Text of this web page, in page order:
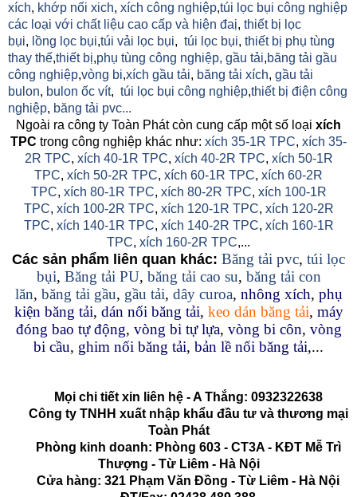
xích, khớp nối xich, xích công nghiệp,túi lọc bụi công nghiệp
các loại với chất liệu cao cấp và hiện đaị, thiết bị lọc
bụi, lồng lọc bụi,túi vải lọc bụi, túi lọc bụi, thiết bị phụ tùng
thay thế,thiết bị,phụ tùng công nghiệp, gầu tải,băng tải gầu
công nghiệp,vòng bi,xích gầu tải, băng tải xích, gầu tải
bulon, bulon ốc vít, túi lọc bụi công nghiệp,thiết bị điện công
nghiệp, băng tải pvc...
Ngoài ra công ty Toàn Phát còn cung cấp một số loại xích
TPC trong công nghiệp khác như: xích 35-1R TPC, xích 35-
2R TPC, xích 40-1R TPC, xích 40-2R TPC, xích 50-1R
TPC, xích 50-2R TPC, xích 60-1R TPC, xích 60-2R
TPC, xích 80-1R TPC, xích 80-2R TPC, xích 100-1R
TPC, xích 100-2R TPC, xích 120-1R TPC, xích 120-2R
TPC, xích 140-1R TPC, xích 140-2R TPC, xích 160-1R
TPC, xích 160-2R TPC,...
Các sản phẩm liên quan khác: Băng tải pvc, túi lọc
bụi, Băng tải PU, băng tải cao su, băng tải con
lăn, băng tải gầu, gầu tải, dây curoa, nhông xích, phụ
kiện băng tải, dán nối băng tải, keo dán băng tải, máy
đóng bao tự động, vòng bi tự lựa, vòng bi côn, vòng
bi cầu, ghim nối băng tải, bản lề nối băng tải,...
Mọi chi tiết xin liên hệ - A Thắng: 0932322638
Công ty TNHH xuất nhập khẩu đầu tư và thương mại
Toàn Phát
Phòng kinh doanh: Phòng 603 - CT3A - KĐT Mễ Trì
Thượng - Từ Liêm - Hà Nội
Cửa hàng: 321 Phạm Văn Đồng - Từ Liêm - Hà Nội